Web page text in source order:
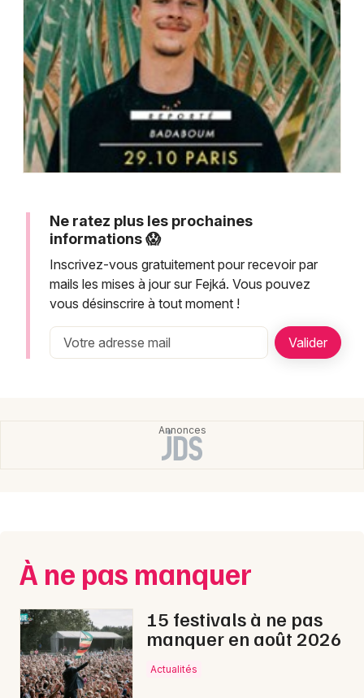
Spectacles
Concerts
Sports
Soirées
Expos
Sorties & loisirs
Choisir mes départements
Montpellier
Nantes
Nice
Paris
Strasbourg
Toulouse
Ne ratez plus les prochaines
informations 😱
Inscrivez-vous gratuitement pour recevoir par
mails les mises à jour sur Fejká. Vous pouvez
vous désinscrire à tout moment !
À ne pas manquer
15 festivals à ne pas
manquer en août 2026
Actualités